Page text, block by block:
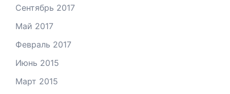
Сентябрь 2017
Май 2017
Февраль 2017
Июнь 2015
Март 2015